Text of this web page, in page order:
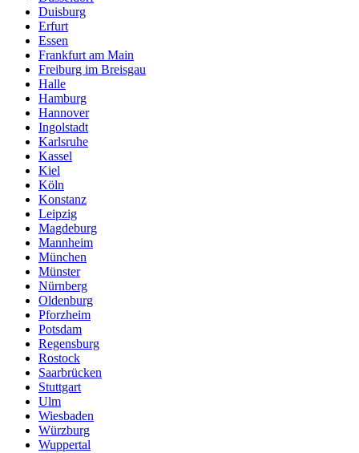
Duisburg
Erfurt
Essen
Frankfurt am Main
Freiburg im Breisgau
Halle
Hamburg
Hannover
Ingolstadt
Karlsruhe
Kassel
Kiel
Köln
Konstanz
Leipzig
Magdeburg
Mannheim
München
Münster
Nürnberg
Oldenburg
Pforzheim
Potsdam
Regensburg
Rostock
Saarbrücken
Stuttgart
Ulm
Wiesbaden
Würzburg
Wuppertal